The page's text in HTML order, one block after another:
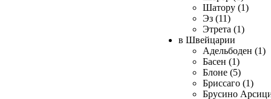
Шатору (1)
Эз (11)
Этрета (1)
в Швейцарии
Адельбоден (1)
Басен (1)
Блоне (5)
Бриссаго (1)
Брусино